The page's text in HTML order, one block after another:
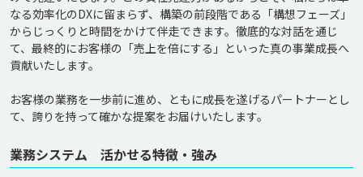
なる効率化のDXに留まらず、構築の前段階である「構想フェーズ」
からじっくりと時間をかけて伴走できます。徹底的な対話を通じ
て、最終的にお客様の「売上を倍にする」といった真の事業成長へ
貢献いたします。
お客様の業務を一歩前に進め、ともに成長を遂げるパートナーとし
業務システム 活かせる特徴・強み